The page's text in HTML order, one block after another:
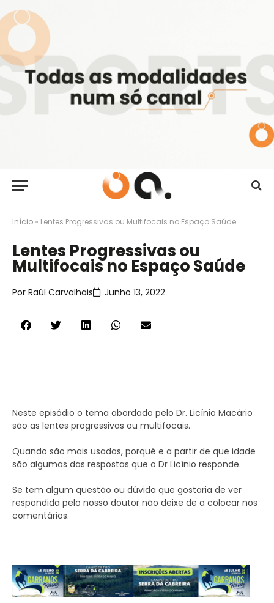
Início » Lentes Progressivas ou Multifocais no Espaço Saúde
Lentes Progressivas ou
Multifocais no Espaço Saúde
Por Raúl Carvalhais Junho 13, 2022
Neste episódio o tema abordado pelo Dr. Licínio Macário
são as lentes progressivas ou multifocais.
Quando são mais usadas, porquê e a partir de que idade
são algumas das respostas que o Dr Licínio responde.
Se tem algum questão ou dúvida que gostaria de ver
respondida pelo nosso doutor não deixe de a colocar nos
comentários.